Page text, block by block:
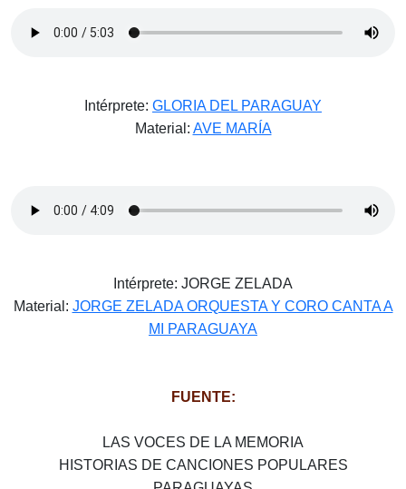
Intérprete: GLORIA DEL PARAGUAY
Material: AVE MARÍA
Intérprete: JORGE ZELADA
Material: JORGE ZELADA ORQUESTA Y CORO CANTA A
MI PARAGUAYA
FUENTE:
LAS VOCES DE LA MEMORIA
HISTORIAS DE CANCIONES POPULARES